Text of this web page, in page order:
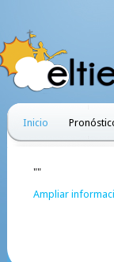
Inicio
""
Ampliar